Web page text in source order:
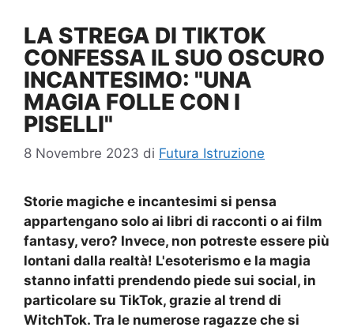
LA STREGA DI TIKTOK
CONFESSA IL SUO OSCURO
INCANTESIMO: "UNA
MAGIA FOLLE CON I
PISELLI"
8 Novembre 2023 di Futura Istruzione
Storie magiche e incantesimi si pensa
appartengano solo ai libri di racconti o ai film
fantasy, vero? Invece, non potreste essere più
lontani dalla realtà! L'esoterismo e la magia
stanno infatti prendendo piede sui social, in
particolare su TikTok, grazie al trend di
WitchTok. Tra le numerose ragazze che si